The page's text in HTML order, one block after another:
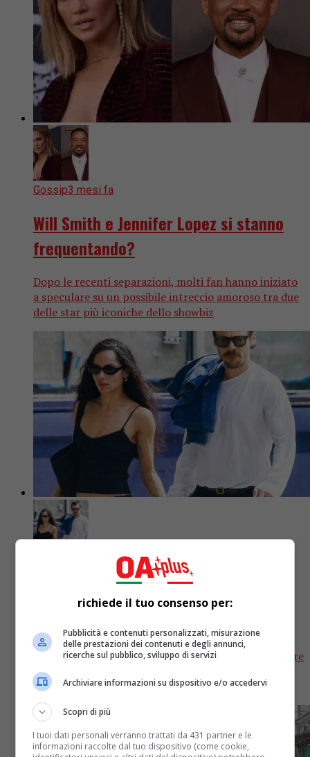
Gossip3 mesi fa
Will Smith e Jennifer Lopez si stanno
frequentando?
Dopo le recenti separazioni, molti fan hanno iniziato
a speculare su un possibile intreccio amoroso tra due
delle star più iconiche dello showbiz
Harry Styles e Zoë Kravitz stanno per
Un diamante sull'anulare dell'attrice ha fatto scattare
i rumors di fidanzamento. Un insider ha descritto
Harry come “completamente cotto”
richiede il tuo consenso per:
Pubblicità e contenuti personalizzati, misurazione
delle prestazioni dei contenuti e degli annunci,
ricerche sul pubblico, sviluppo di servizi
Archiviare informazioni su dispositivo e/o accedervi
Scopri di più
I tuoi dati personali verranno trattati da 431 partner e le
informazioni raccolte dal tuo dispositivo (come cookie,